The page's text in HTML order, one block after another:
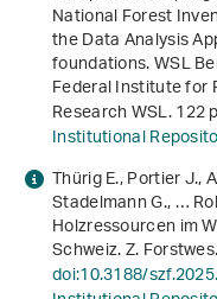
National Forest
the Data Analysis
foundations. WSL
Federal Institute for
Research WSL. 122
Institutional
Thürig E., Portier J.,
Stadelmann G., …
Holzressourcen im
Schweiz. Z. Forstwes.
doi:10.3188/